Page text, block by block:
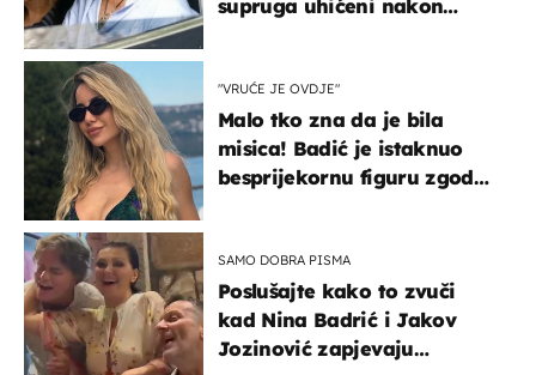
supruga uhićeni nakon
"VRUĆE JE OVDJE"
Malo tko zna da je bila
misica! Badić je istaknuo
besprijekornu figuru zgodne
SAMO DOBRA PISMA
Poslušajte kako to zvuči
kad Nina Badrić i Jakov
Jozinović zapjevaju